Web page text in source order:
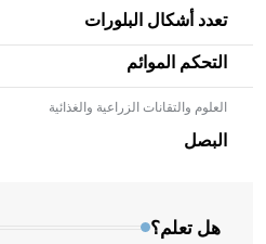
تعدد أشكال البلورات
التحكم الموائم
العلوم والتقانات الزراعية والغذائية
البصل
هل تعلم؟
- هل تعلم أن الأبلق نوع من
بالعمارة الإسلامية في بلاد
المعمار على بناء مداميكه وخاصة